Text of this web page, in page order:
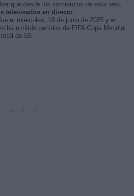
que desde los comienzos de esta web,
televisados en directo.
el miércoles, 18 de junio de 2025 y el
ha emitido partidos de FIFA Copa Mundial
de 50.